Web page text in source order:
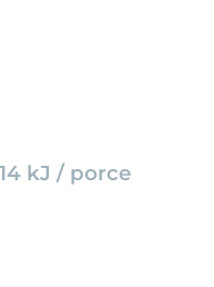
kJ / porce